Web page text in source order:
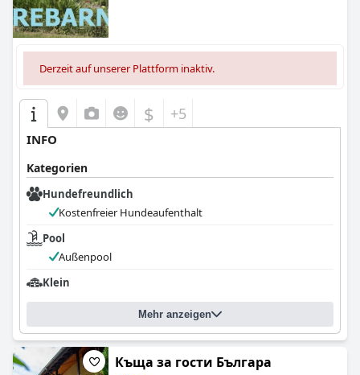
Derzeit auf unserer Plattform inaktiv.
$ +5
INFO
Kategorien
Hundefreundlich
Kostenfreier Hundeaufenthalt
Pool
Außenpool
Klein
Mehr anzeigen
Къща за гости Българа